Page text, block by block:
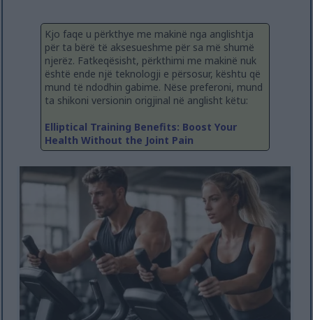
Kjo faqe u përkthye me makinë nga anglishtja
për ta bërë të aksesueshme për sa më shumë
njerëz. Fatkeqësisht, përkthimi me makinë nuk
është ende një teknologji e përsosur, kështu që
mund të ndodhin gabime. Nëse preferoni, mund
ta shikoni versionin origjinal në anglisht këtu:
Elliptical Training Benefits: Boost Your
Health Without the Joint Pain